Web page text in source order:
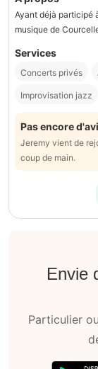
Ayant déjà participé
musique de
Services
Concerts privés
Improvisation jazz
Pas encore
Jeremy vient de
coup de main.
Envie
Particulier